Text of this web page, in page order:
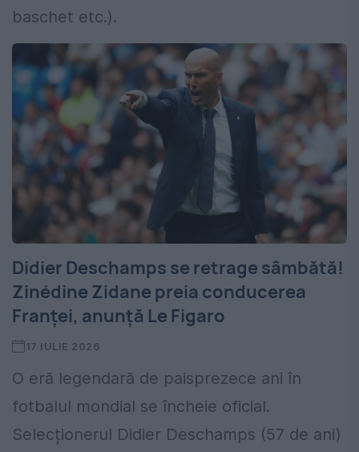
baschet etc.).
Didier Deschamps se retrage sâmbătă!
Zinédine Zidane preia conducerea
Franței, anunță Le Figaro
17 IULIE 2026
O eră legendară de paisprezece ani în
fotbalul mondial se încheie oficial.
Selecționerul Didier Deschamps (57 de ani)